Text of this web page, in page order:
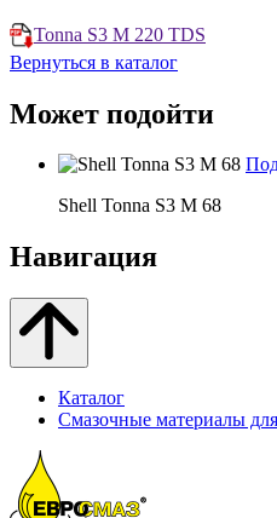
Tonna S3 M 220 TDS
Вернуться в каталог
Может подойти
Shell Tonna S3 M 68
Навигация
Каталог
Смазочные материалы